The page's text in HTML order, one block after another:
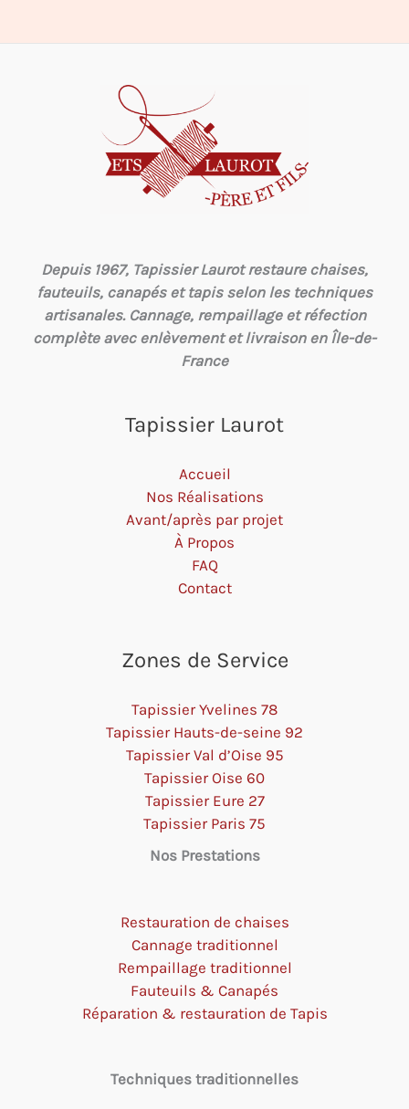
Depuis 1967, Tapissier Laurot restaure chaises,
fauteuils, canapés et tapis selon les techniques
artisanales. Cannage, rempaillage et réfection
complète avec enlèvement et livraison en Île-de-
France
Tapissier Laurot
Accueil
Nos Réalisations
Avant/après par projet
À Propos
FAQ
Contact
Zones de Service
Tapissier Yvelines 78
Tapissier Hauts-de-seine 92
Tapissier Val d’Oise 95
Tapissier Oise 60
Tapissier Eure 27
Tapissier Paris 75
Nos Prestations
Restauration de chaises
Cannage traditionnel
Rempaillage traditionnel
Fauteuils & Canapés
Réparation & restauration de Tapis
Techniques traditionnelles